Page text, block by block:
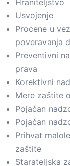
Hraniteljstvo
Usvojenje
Procene u
poveravanja
Preventivni
prava
Korektivni
Mere zaštite
Pojačan
Pojačan
Prihvat
zaštite
Starateljska